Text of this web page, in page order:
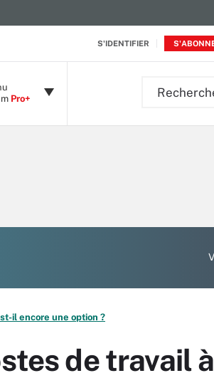
S'IDENTIFIER
Pro+
il encore une option ?
de travail